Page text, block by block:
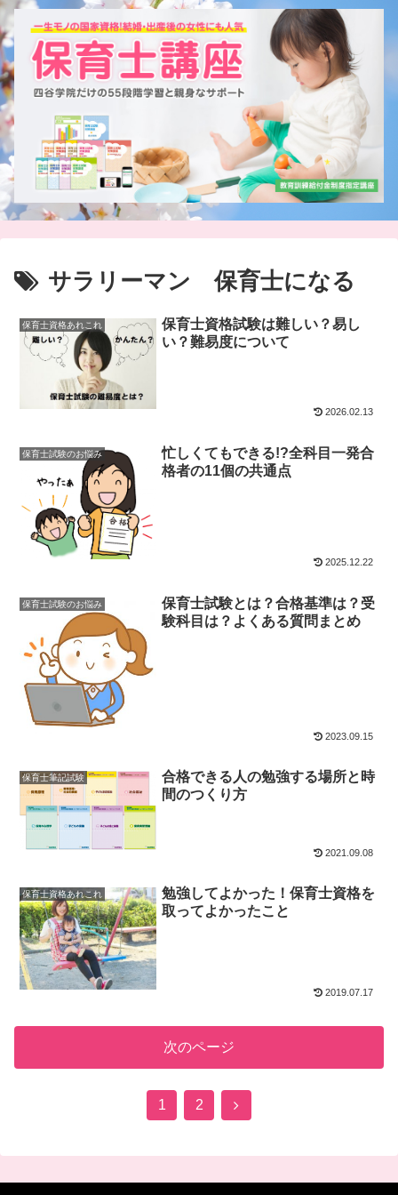
サラリーマン 保育士になる
保育士資格あれこれ
保育士資格試験は難しい？易し
い？難易度について
2026.02.13
保育士試験のお悩み
忙しくてもできる!?全科目一発合
格者の11個の共通点
2025.12.22
保育士試験のお悩み
保育士試験とは？合格基準は？受
験科目は？よくある質問まとめ
2023.09.15
保育士筆記試験
合格できる人の勉強する場所と時
間のつくり方
2021.09.08
保育士資格あれこれ
勉強してよかった！保育士資格を
取ってよかったこと
2019.07.17
次のページ
1 2
次